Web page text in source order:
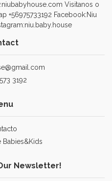
Visitanos o
+56975733192 Facebook:Niu
3192
Newsletter!